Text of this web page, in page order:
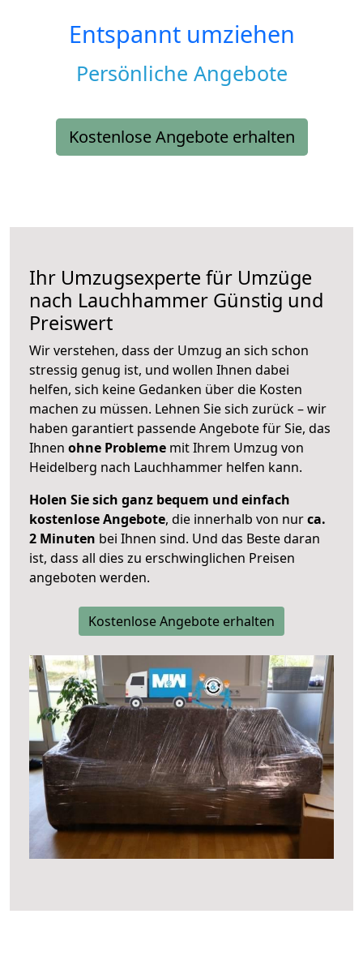
Entspannt umziehen
Persönliche Angebote
Kostenlose Angebote erhalten
Ihr Umzugsexperte für Umzüge
nach Lauchhammer Günstig und
Preiswert
Wir verstehen, dass der Umzug an sich schon
stressig genug ist, und wollen Ihnen dabei
helfen, sich keine Gedanken über die Kosten
machen zu müssen. Lehnen Sie sich zurück – wir
haben garantiert passende Angebote für Sie, das
Ihnen ohne Probleme mit Ihrem Umzug von
Heidelberg nach Lauchhammer helfen kann.
Holen Sie sich ganz bequem und einfach
kostenlose Angebote, die innerhalb von nurca.
2 Minuten bei Ihnen sind. Und das Beste daran
ist, dass all dies zu erschwinglichen Preisen
angeboten werden.
Kostenlose Angebote erhalten